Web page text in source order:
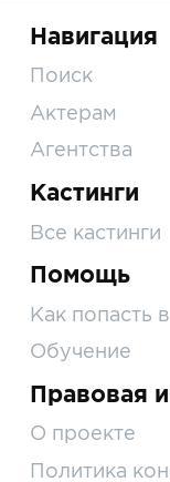
Навигация
Поиск
Актерам
Агентства
Кастинги
Все кастинги
Помощь
Как попасть
Обучение
Правовая
О проекте
Политика